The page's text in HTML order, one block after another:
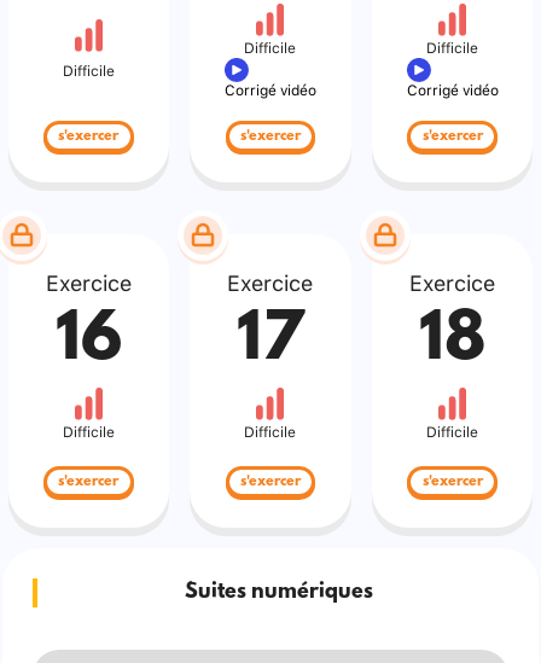
Difficile
s'exercer
Difficile
Corrigé vidéo
s'exercer
Difficile
Corrigé vidéo
s'exercer
Exercice
16
Difficile
s'exercer
Exercice
17
Difficile
s'exercer
Exercice
18
Difficile
s'exercer
Suites numériques